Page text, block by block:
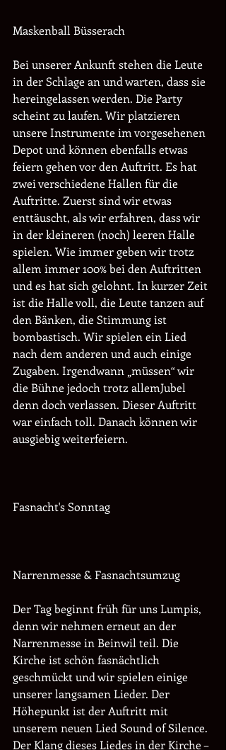
Maskenball Büsserach
Bei unserer Ankunft stehen die Leute
in der Schlage an und warten, dass sie
hereingelassen werden. Die Party
scheint zu laufen. Wir platzieren
unsere Instrumente im vorgesehenen
Depot und können ebenfalls etwas
feiern gehen vor den Auftritt. Es hat
zwei verschiedene Hallen für die
Auftritte. Zuerst sind wir etwas
enttäuscht, als wir erfahren, dass wir
in der kleineren (noch) leeren Halle
spielen. Wie immer geben wir trotz
allem immer 100% bei den Auftritten
und es hat sich gelohnt. In kurzer Zeit
ist die Halle voll, die Leute tanzen auf
den Bänken, die Stimmung ist
bombastisch. Wir spielen ein Lied
nach dem anderen und auch einige
Zugaben. Irgendwann „müssen“ wir
die Bühne jedoch trotz allemJubel
denn doch verlassen. Dieser Auftritt
war einfach toll. Danach können wir
ausgiebig weiterfeiern.
Fasnacht's Sonntag
Narrenmesse & Fasnachtsumzug
Der Tag beginnt früh für uns Lumpis,
denn wir nehmen erneut an der
Narrenmesse in Beinwil teil. Die
Kirche ist schön fasnächtlich
geschmückt und wir spielen einige
unserer langsamen Lieder. Der
Höhepunkt ist der Auftritt mit
unserem neuen Lied Sound of Silence.
Der Klang dieses Liedes in der Kirche –